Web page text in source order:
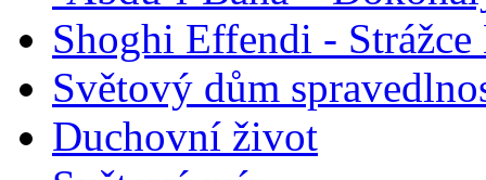
Shoghi Effendi -
Světový dům
Duchovní život